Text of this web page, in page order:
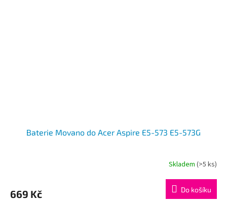
Baterie Movano do Acer Aspire E5-573 E5-573G
Skladem (>5 ks)
669 Kč Do košíku